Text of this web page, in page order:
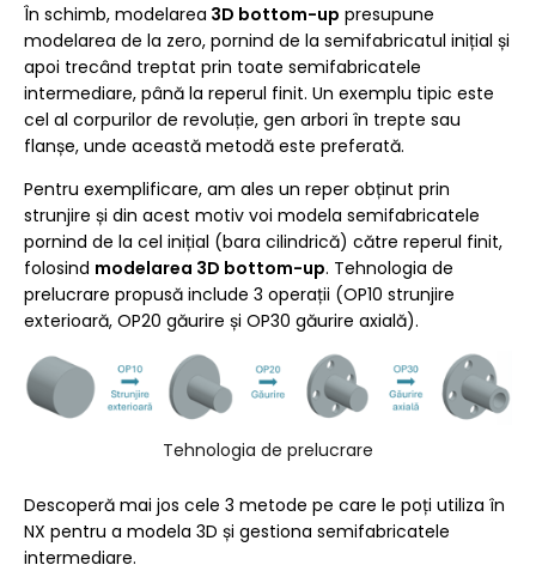
În schimb, modelarea 3D bottom-up presupune
modelarea de la zero, pornind de la semifabricatul inițial și
apoi trecând treptat prin toate semifabricatele
intermediare, până la reperul finit. Un exemplu tipic este
cel al corpurilor de revoluție, gen arbori în trepte sau
flanșe, unde această metodă este preferată.
Pentru exemplificare, am ales un reper obținut prin
strunjire și din acest motiv voi modela semifabricatele
pornind de la cel inițial (bara cilindrică) către reperul finit,
folosind modelarea 3D bottom-up. Tehnologia de
prelucrare propusă include 3 operații (OP10 strunjire
exterioară, OP20 găurire și OP30 găurire axială).
Tehnologia de prelucrare
Descoperă mai jos cele 3 metode pe care le poți utiliza în
NX pentru a modela 3D și gestiona semifabricatele
intermediare.